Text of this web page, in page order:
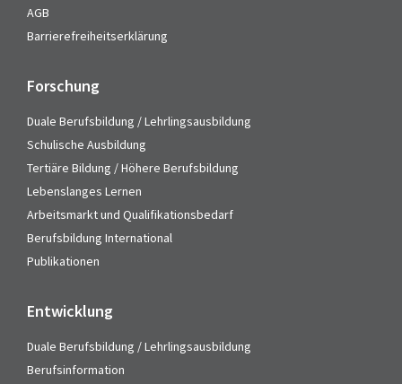
AGB
Barrierefreiheitserklärung
Forschung
Duale Berufsbildung / Lehrlingsausbildung
Schulische Ausbildung
Tertiäre Bildung / Höhere Berufsbildung
Lebenslanges Lernen
Arbeitsmarkt und Qualifikationsbedarf
Berufsbildung International
Publikationen
Entwicklung
Duale Berufsbildung / Lehrlingsausbildung
Berufsinformation